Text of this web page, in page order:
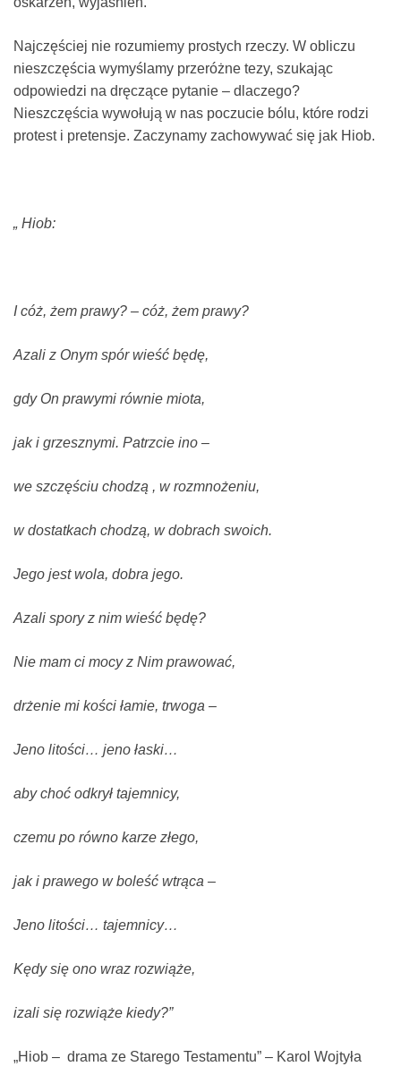
Najczęściej nie rozumiemy prostych rzeczy. W obliczu
nieszczęścia wymyślamy przeróżne tezy, szukając
odpowiedzi na dręczące pytanie – dlaczego?
Nieszczęścia wywołują w nas poczucie bólu, które rodzi
protest i pretensje. Zaczynamy zachowywać się jak Hiob.
„ Hiob:
I cóż, żem prawy? – cóż, żem prawy?
Azali z Onym spór wieść będę,
gdy On prawymi równie miota,
jak i grzesznymi. Patrzcie ino –
we szczęściu chodzą , w rozmnożeniu,
w dostatkach chodzą, w dobrach swoich.
Jego jest wola, dobra jego.
Azali spory z nim wieść będę?
Nie mam ci mocy z Nim prawować,
drżenie mi kości łamie, trwoga –
Jeno litości… jeno łaski…
aby choć odkrył tajemnicy,
czemu po równo karze złego,
jak i prawego w boleść wtrąca –
Jeno litości… tajemnicy…
Kędy się ono wraz rozwiąże,
izali się rozwiąże kiedy?”
„Hiob – drama ze Starego Testamentu” – Karol Wojtyła